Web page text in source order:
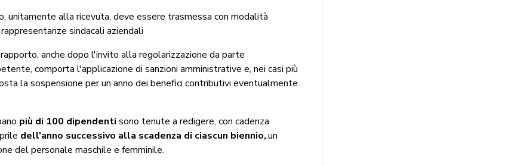
unitamente alla ricevuta, deve essere trasmessa con modalità
sindacali aziendali
anche dopo l'invito alla regolarizzazione da parte
comporta l'applicazione di sanzioni amministrative e, nei casi più
la sospensione per un anno dei benefici contributivi eventualmente
più di 100 dipendenti sono tenute a redigere, con cadenza
dell'anno successivo alla scadenza di ciascun biennio,.un
del personale maschile e femminile.